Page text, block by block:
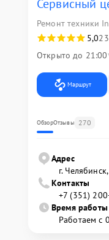
Сервисный
Ремонт техники
5,0
Открыто до 21:00
Маршрут
ОбзорОтзывы 270
Адрес
г.
Контакты
+7 (351)
Время работы
Работаем с